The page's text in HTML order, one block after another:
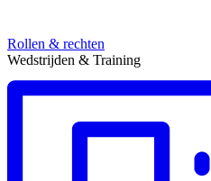
Rollen & rechten
Wedstrijden & Training